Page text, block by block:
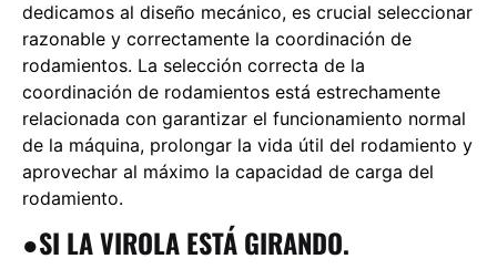
dedicamos al diseño mecánico, es crucial seleccionar
razonable y correctamente la coordinación de
rodamientos. La selección correcta de la
coordinación de rodamientos está estrechamente
relacionada con garantizar el funcionamiento normal
de la máquina, prolongar la vida útil del rodamiento y
aprovechar al máximo la capacidad de carga del
rodamiento.
●SI LA VIROLA ESTÁ GIRANDO.